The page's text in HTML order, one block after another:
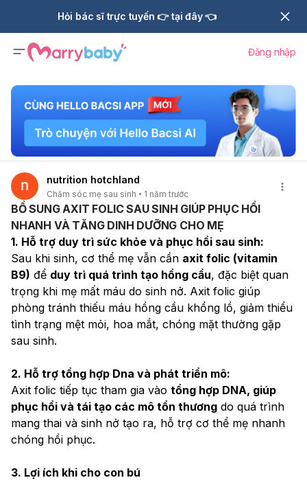
Hỏi bác sĩ trực tuyến 👉 tại đây 👈
Đăng nhập
nutrition hotchland
Chăm sóc mẹ sau sinh 1 năm trước
BỔ SUNG AXIT FOLIC SAU SINH GIÚP PHỤC HỒI
NHANH VÀ TĂNG DINH DƯỠNG CHO MẸ
1. Hỗ trợ duy trì sức khỏe và phục hồi sau sinh:
Sau khi sinh, cơ thể mẹ vẫn cần axit folic (vitamin
B9) để duy trì quá trình tạo hồng cầu, đặc biệt quan
trọng khi mẹ mất máu do sinh nở. Axit folic giúp
phòng tránh thiếu máu hồng cầu khổng lồ, giảm thiểu
tình trạng mệt mỏi, hoa mắt, chóng mặt thường gặp
sau sinh.
2. Hỗ trợ tổng hợp Dna và phát triển mô:
Axit folic tiếp tục tham gia vào tổng hợp DNA, giúp
phục hồi và tái tạo các mô tổn thương do quá trình
mang thai và sinh nở tạo ra, hỗ trợ cơ thể mẹ nhanh
chóng hồi phục.
3. Lợi ích khi cho con bú